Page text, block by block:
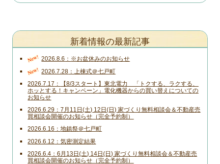
新着情報の最新記事
New! 2026.8.6 ※お盆休みのお知らせ
New! 2026.7.28 上棟式＠七戸町
2026.7.17
【8/3スタート】東北電力 「トクする、ラクする、
ホッとする！キャンペーン」電化機器からの買い替えについての
お知らせ
2026.6.29
7月11日(土) 12日(日) 家づくり無料相談会＆不動産売
買相談会開催のお知らせ（完全予約制）
2026.6.16 地鎮祭＠七戸町
2026.6.12 気密測定結果
2026.6.4
6月13日(土) 14日(日) 家づくり無料相談会＆不動産売
買相談会開催のお知らせ（完全予約制）